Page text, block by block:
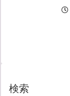
検索